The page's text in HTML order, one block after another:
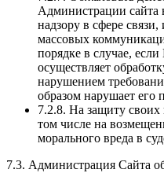
Администрации
надзору в сфере
массовых
порядке в случае, если
осуществляет
нарушением
образом нарушает его
7.2.8. На защиту своих
том числе на
морального вреда в
7.3. Администрация Сайта